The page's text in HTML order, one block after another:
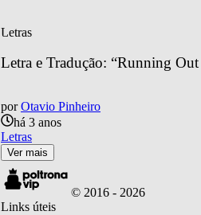
Letras
Letra e Tradução: “Running
por Otavio Pinheiro
há 3 anos
Letras
Ver mais
© 2016 - 2026
Links úteis